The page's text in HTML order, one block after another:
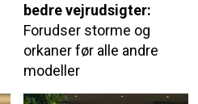
bedre vejrudsigter:
Forudser storme og
orkaner før alle andre
modeller